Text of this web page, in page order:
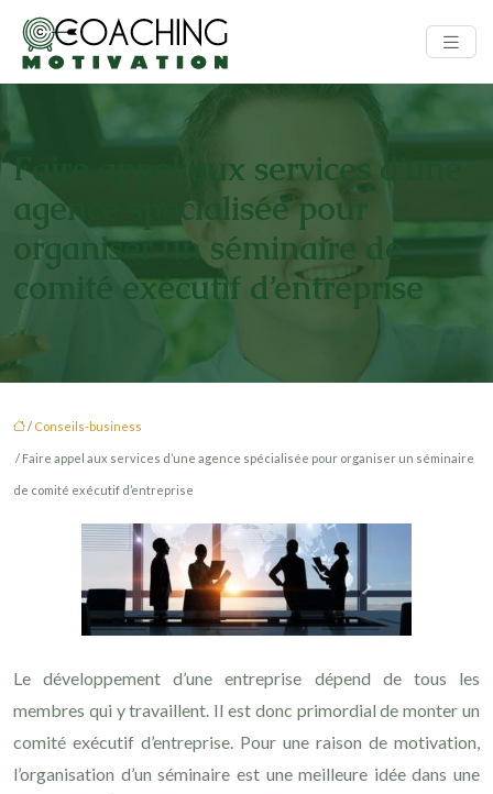
Faire appel aux services d’une
agence spécialisée pour
organiser un séminaire de
comité exécutif d’entreprise
/ Conseils-business
/ Faire appel aux services d’une agence spécialisée pour organiser un séminaire
de comité exécutif d’entreprise
Le développement d’une entreprise dépend de tous les
membres qui y travaillent. Il est donc primordial de monter un
comité exécutif d’entreprise. Pour une raison de motivation,
l’organisation d’un séminaire est une meilleure idée dans une